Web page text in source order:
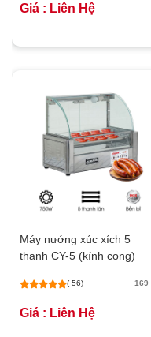
Giá : Liên Hệ
Máy nướng xúc xích 5
thanh CY-5 (kính cong)
( 56) 169
Giá : Liên Hệ